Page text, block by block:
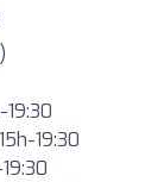
19:30
19:30